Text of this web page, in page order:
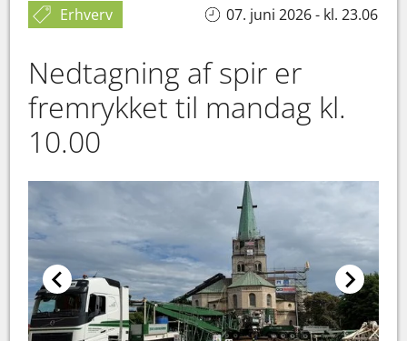
Erhverv 07. juni 2026 - kl. 23.06
Nedtagning af spir er
fremrykket til mandag kl.
10.00